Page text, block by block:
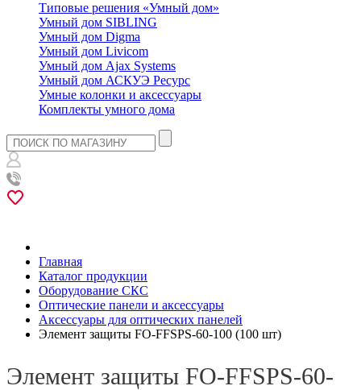
Типовые решения «Умный дом»
Умный дом SIBLING
Умный дом Digma
Умный дом Livicom
Умный дом Ajax Systems
Умный дом АСКУЭ Ресурс
Умные колонки и аксессуары
Комплекты умного дома
Главная
Каталог продукции
Оборудование СКС
Оптические панели и аксессуары
Аксессуары для оптических панелей
Элемент защиты FO-FFSPS-60-100 (100 шт)
Элемент защиты FO-FFSPS-60-